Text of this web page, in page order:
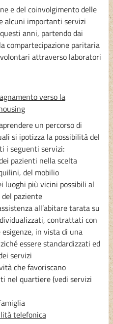
e del coinvolgimento delle
alcuni importanti servizi
anni, partendo dai
compartecipazione paritaria
attraverso laboratori
verso la
un percorso di
si ipotizza la possibilità del
i seguenti servizi:
pazienti nella scelta
del mobilio
luoghi più vicini possibili al
paziente
all’abitare tarata su
contrattati con
in vista di una
essere standardizzati ed
servizi
che favoriscano
nel quartiere (vedi servizi
telefonica